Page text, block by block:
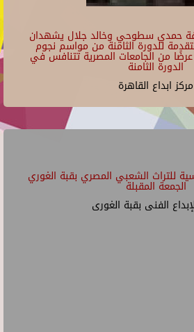
حمدي سطوحي وخالد جلال يشهدان
للدورة الثامنة من مواسم نجوم
المسرح الجامعي 130 عرضًا من الجامعات المصرية تتنافس في
الدورة الثامنة
مركز ابداع القاهرة
للتراث الشعبي المصري بقبة الغوري
الجمعة المقبلة
الفنى بقبة الغورى